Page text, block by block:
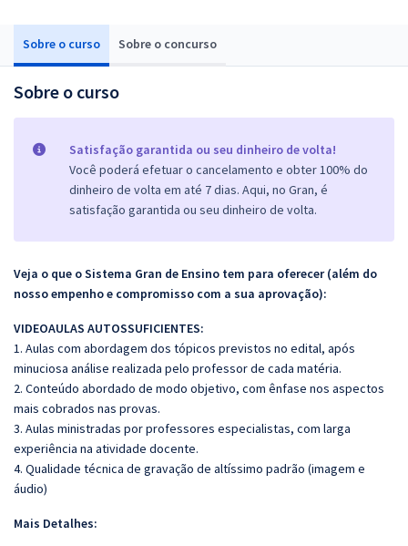
Sobre o curso Sobre o concurso
Sobre o curso
Satisfação garantida ou seu dinheiro de volta!
Você poderá efetuar o cancelamento e obter 100% do
dinheiro de volta em até 7 dias. Aqui, no Gran, é
satisfação garantida ou seu dinheiro de volta.
Veja o que o Sistema Gran de Ensino tem para oferecer (além do
nosso empenho e compromisso com a sua aprovação):
VIDEOAULAS AUTOSSUFICIENTES:
1. Aulas com abordagem dos tópicos previstos no edital, após
minuciosa análise realizada pelo professor de cada matéria.
2. Conteúdo abordado de modo objetivo, com ênfase nos aspectos
mais cobrados nas provas.
3. Aulas ministradas por professores especialistas, com larga
experiência na atividade docente.
4. Qualidade técnica de gravação de altíssimo padrão (imagem e
áudio)
Mais Detalhes: